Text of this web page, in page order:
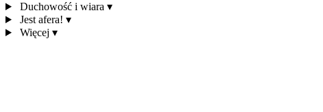
Duchowość i wiara ▾
Jest afera! ▾
Więcej ▾